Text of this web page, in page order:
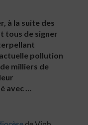
à la suite des
tous de signer
pollution
milliers de
avec …